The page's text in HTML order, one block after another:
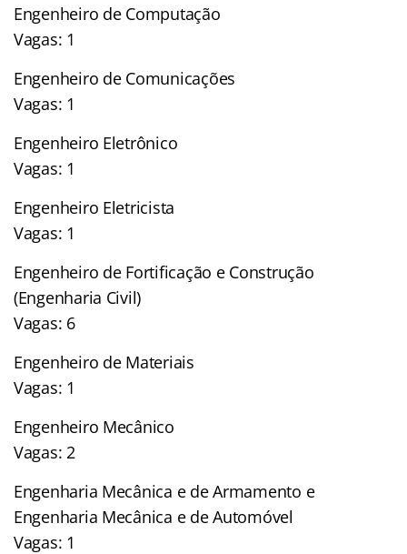
Engenheiro de Computação
Vagas: 1
Engenheiro de Comunicações
Vagas: 1
Engenheiro Eletrônico
Vagas: 1
Engenheiro Eletricista
Vagas: 1
Engenheiro de Fortificação e Construção
(Engenharia Civil)
Vagas: 6
Engenheiro de Materiais
Vagas: 1
Engenheiro Mecânico
Vagas: 2
Engenharia Mecânica e de Armamento e
Engenharia Mecânica e de Automóvel
Vagas: 1